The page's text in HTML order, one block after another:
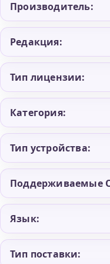
Производитель:
Редакция:
Тип лицензии:
Категория:
Тип устройства:
Поддерживаемые
Язык:
Тип поставки: